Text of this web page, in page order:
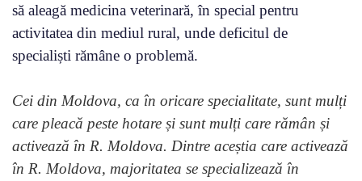
să aleagă medicina veterinară, în special pentru
activitatea din mediul rural, unde deficitul de
specialiști rămâne o problemă.
Cei din Moldova, ca în oricare specialitate, sunt mulți
care pleacă peste hotare și sunt mulți care rămân și
activează în R. Moldova. Dintre aceștia care activează
în R. Moldova, majoritatea se specializează în